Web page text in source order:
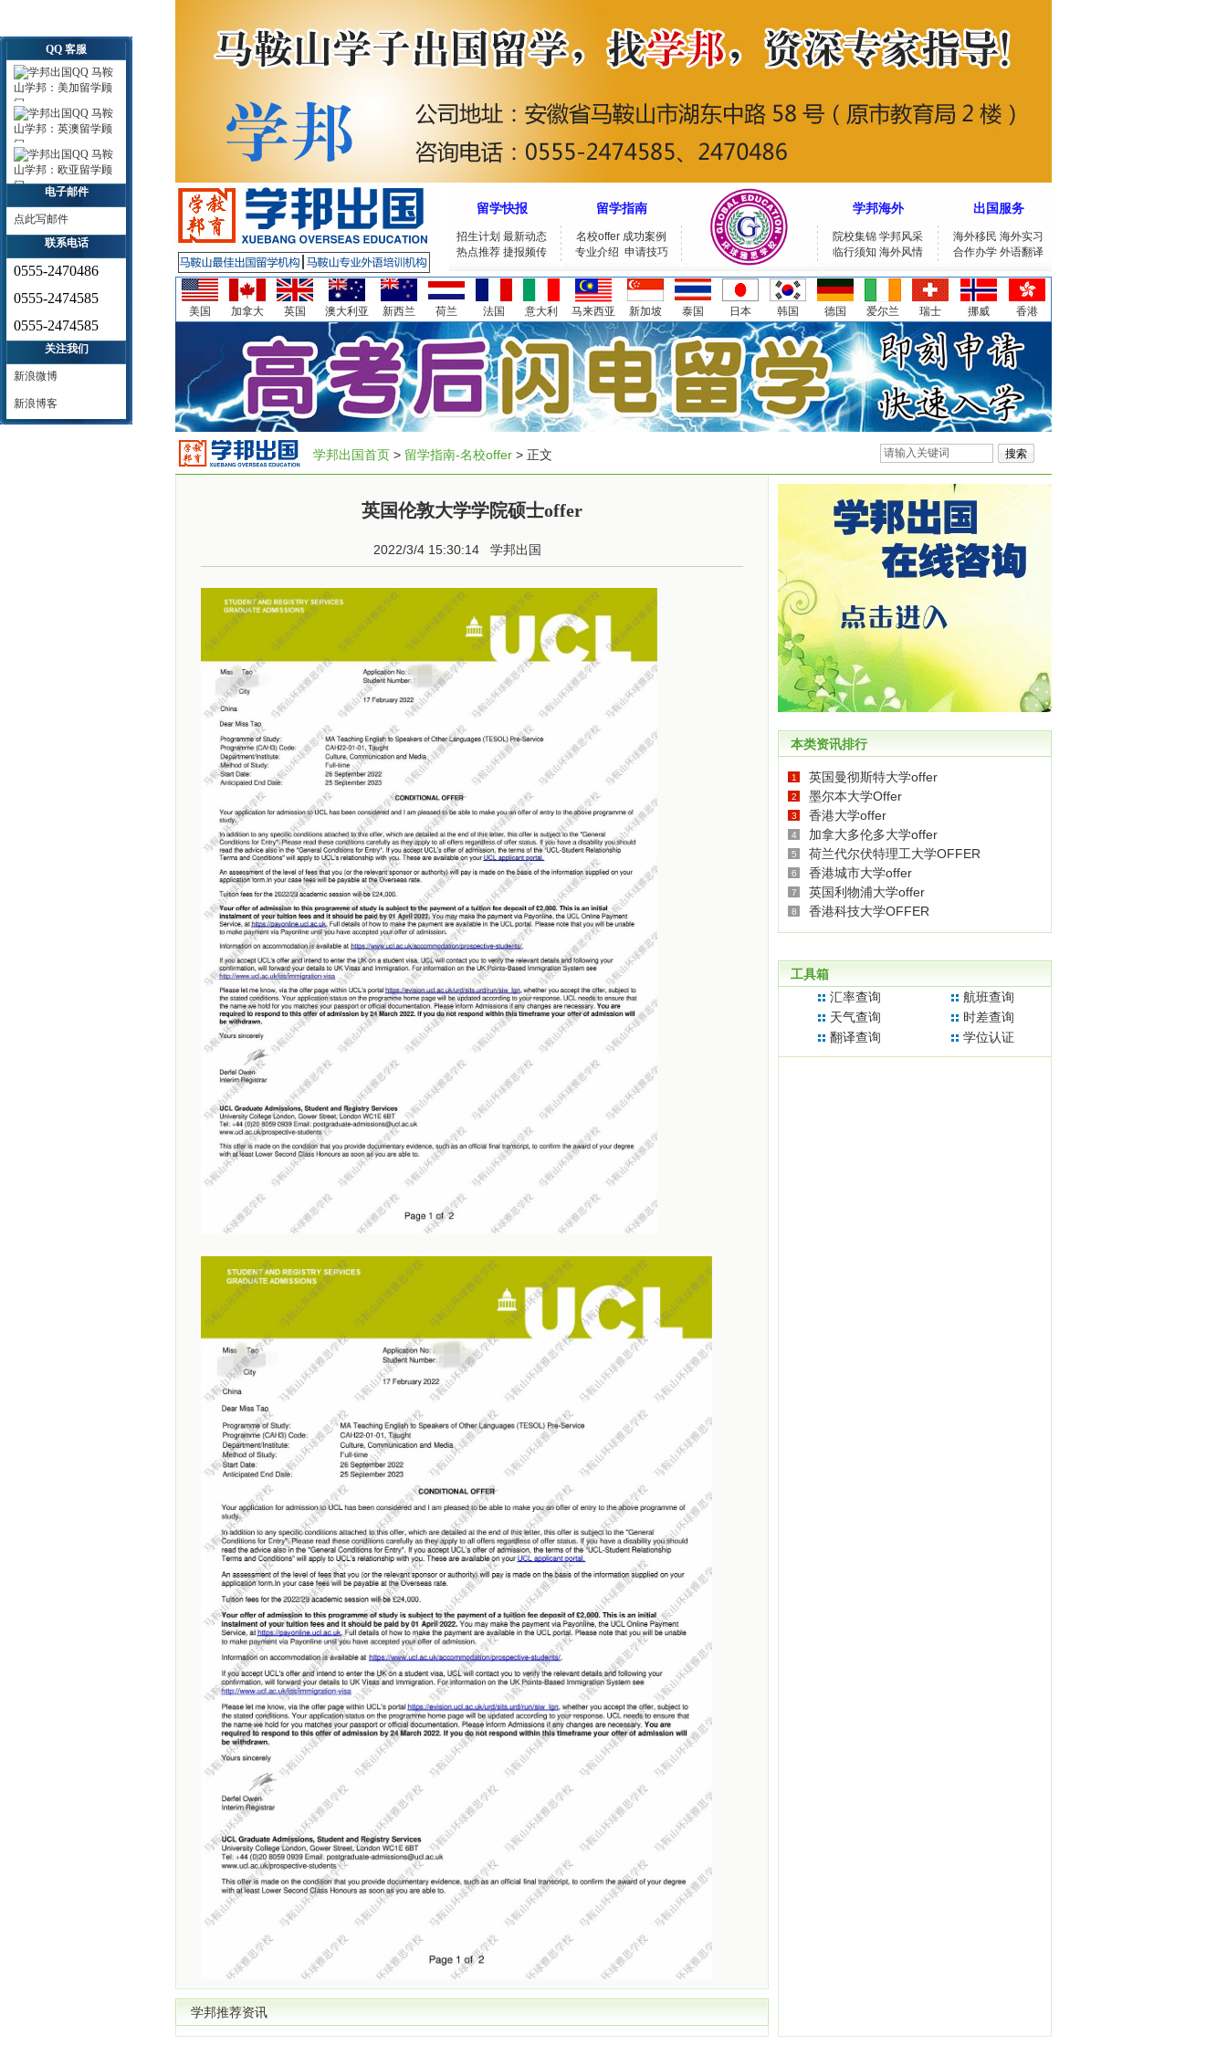
留学快报 留学指南 学邦海外 出国服务
招生计划 最新动态
热点推荐 捷报频传
名校offer 成功案例
专业介绍 申请技巧
院校集锦 学邦风采
临行须知 海外风情
海外移民 海外实习
合作办学 外语翻译
美国 加拿大 英国 澳大利亚 新西兰 荷兰 法国 意大利 马来西亚 新加坡 泰国 日本 韩国 德国 爱尔兰 瑞士 挪威 香港
学邦出国首页 > 留学指南-名校offer > 正文
英国伦敦大学学院硕士offer
2022/3/4 15:30:14 学邦出国
学邦推荐资讯
本类资讯排行
1 英国曼彻斯特大学offer
2 墨尔本大学Offer
3 香港大学offer
4 加拿大多伦多大学offer
5 荷兰代尔伏特理工大学OFFER
6 香港城市大学offer
7 英国利物浦大学offer
8 香港科技大学OFFER
工具箱
汇率查询
航班查询
天气查询
时差查询
翻译查询
学位认证
QQ 客服
马鞍
山学邦：美加留学顾
问
马鞍
山学邦：英澳留学顾
问
马鞍
山学邦：欧亚留学顾
问
电子邮件
点此写邮件
联系电话
0555-2470486
0555-2474585
0555-2474585
关注我们
新浪微博
新浪博客